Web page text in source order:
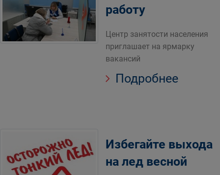
работу
Центр занятости населения
приглашает на ярмарку
вакансий
Подробнее
Избегайте выхода
на лед весной